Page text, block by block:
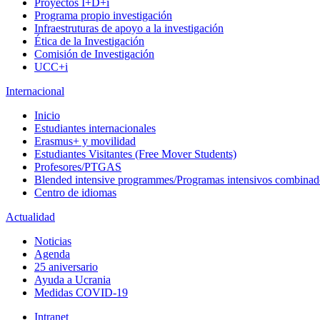
Proyectos I+D+i
Programa propio investigación
Infraestruturas de apoyo a la investigación
Ética de la Investigación
Comisión de Investigación
UCC+i
Internacional
Inicio
Estudiantes internacionales
Erasmus+ y movilidad
Estudiantes Visitantes (Free Mover Students)
Profesores/PTGAS
Blended intensive programmes/Programas intensivos
Centro de idiomas
Actualidad
Noticias
Agenda
25 aniversario
Ayuda a Ucrania
Medidas COVID-19
Intranet